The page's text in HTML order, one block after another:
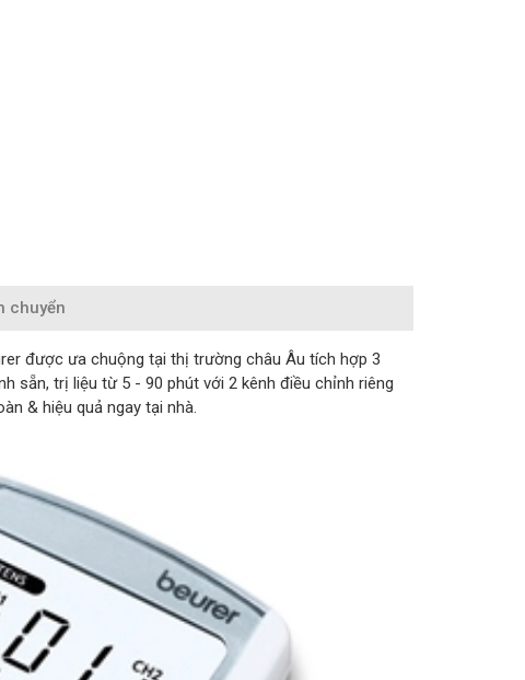
chuyển
được ưa chuộng tại thị trường châu Âu tích hợp 3
sẵn, trị liệu từ 5 - 90 phút với 2 kênh điều chỉnh riêng
& hiệu quả ngay tại nhà.